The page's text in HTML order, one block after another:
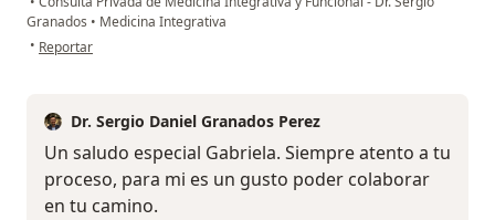
Granados • Medicina Integrativa
• en opinión del usuario Gabriela
Reportar
Dr. Sergio Daniel Granados Perez
Un saludo especial Gabriela. Siempre atento a tu
proceso, para mi es un gusto poder colaborar
en tu camino.